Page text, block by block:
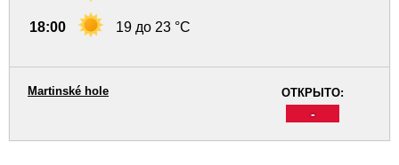
18:00 19 до 23 °C
ОТКРЫТО:
-
Martinské hole